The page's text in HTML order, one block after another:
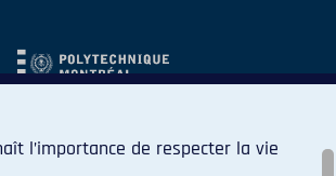
l’importance de respecter la vie